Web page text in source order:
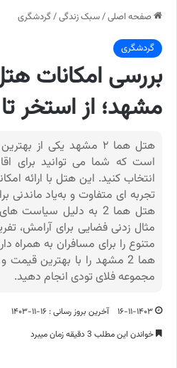
صفحه اصلی/سبک زندگی/گردشگری
گردشگری
مشهد؛ از استخر
هتل هما ۲ مشهد یکی از
است که شما می توانید برای
انتخاب کنید. این هتل با ارائه
تجربه ‌ای متفاوت و به‌یاد ماندنی
هتل هما 2 به دلیل
مثال زدنی فضایی برای آرامش،
متنوع را برای مسافران به همراه
هما 2 مشهد را با بهترین
مجموعه فلای تودی انجام دهید.
۱۶-۱۱-۱۴۰۳
آخرین بروز رسانی : ۱۶-۱۱-۱۴۰۳
خواندن این مطلب 3 دقیقه زمان میبرد